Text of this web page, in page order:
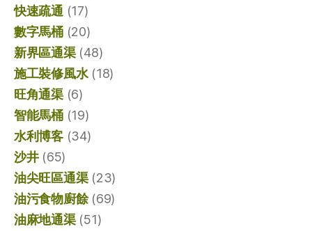
快速疏通 (17)
數字馬桶(20)
新界區通渠(48)
施工裝修風水(18)
旺角通渠(6)
智能馬桶(19)
水利博客(34)
沙井(65)
油尖旺區通渠(23)
油污食物廚餘(69)
油麻地通渠(51)